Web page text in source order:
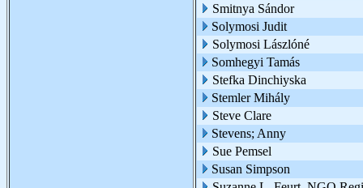
Smitnya Sándor
Solymosi Judit
Solymosi Lászlóné
Somhegyi Tamás
Stefka Dinchiyska
Stemler Mihály
Steve Clare
Stevens; Anny
Sue Pemsel
Susan Simpson